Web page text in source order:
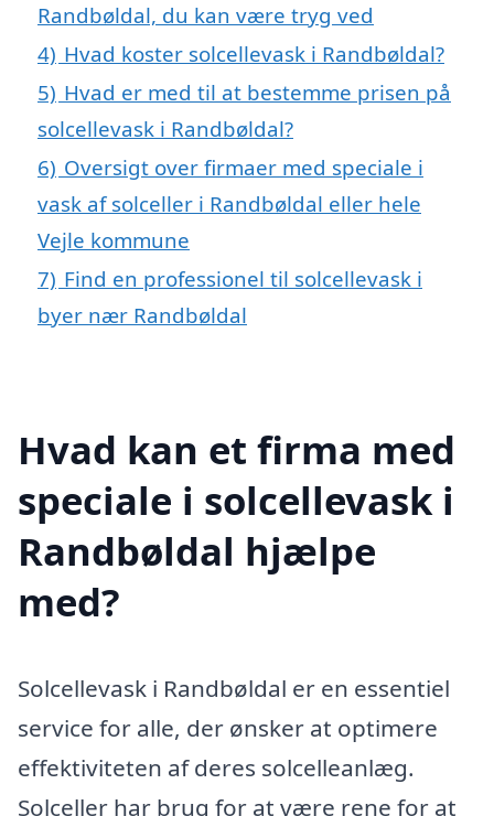
Randbøldal, du kan være tryg ved
4) Hvad koster solcellevask i Randbøldal?
5) Hvad er med til at bestemme prisen på
solcellevask i Randbøldal?
6) Oversigt over firmaer med speciale i
vask af solceller i Randbøldal eller hele
Vejle kommune
7) Find en professionel til solcellevask i
byer nær Randbøldal
Hvad kan et firma med
speciale i solcellevask i
Randbøldal hjælpe
med?
Solcellevask i Randbøldal er en essentiel
service for alle, der ønsker at optimere
effektiviteten af deres solcelleanlæg.
Solceller har brug for at være rene for at